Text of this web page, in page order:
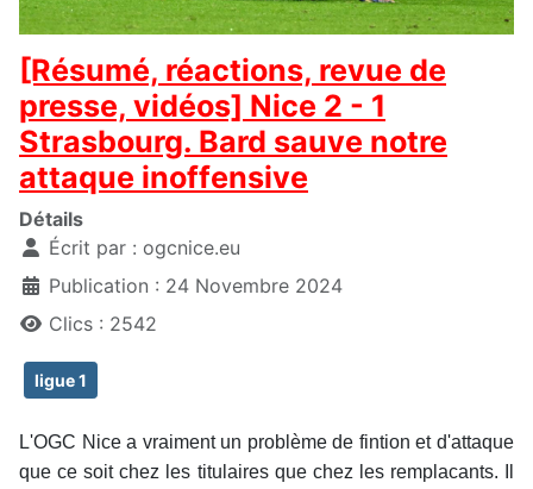
[Résumé, réactions, revue de
presse, vidéos] Nice 2 - 1
Strasbourg. Bard sauve notre
attaque inoffensive
Détails
Écrit par : ogcnice.eu
Publication : 24 Novembre 2024
Clics : 2542
ligue 1
L'OGC Nice a vraiment un problème de fintion et d'attaque
que ce soit chez les titulaires que chez les remplacants. Il